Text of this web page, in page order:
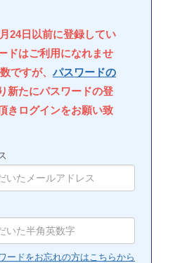
24日以前に登録してい
ドはご利用になれませ
ですが、 パスワードの
新たにパスワードの登
きログインをお願い致
ードをお忘れの方はこちらから